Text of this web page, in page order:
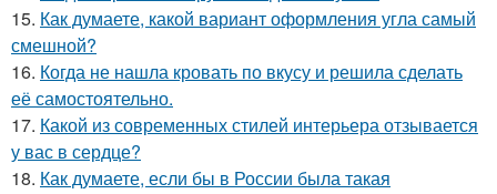
15. Как думаете, какой вариант оформления угла самый
смешной?
16. Когда не нашла кровать по вкусу и решила сделать
её самостоятельно.
17. Какой из современных стилей интерьера отзывается
у вас в сердце?
18. Как думаете, если бы в России была такая